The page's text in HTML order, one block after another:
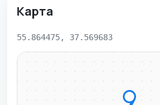
Карта
55.864475, 37.569683